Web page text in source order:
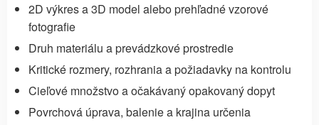
2D výkres a 3D model alebo prehľadné vzorové
fotografie
Druh materiálu a prevádzkové prostredie
Kritické rozmery, rozhrania a požiadavky na kontrolu
Cieľové množstvo a očakávaný opakovaný dopyt
Povrchová úprava, balenie a krajina určenia